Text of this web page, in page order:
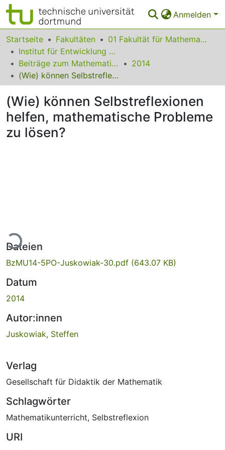
Anmelden
Bereiche & Sammlungen
Das gesamte Repositorium
Statistiken
FAQ
Leitlinien
Zurück zur Startseite
Startseite Fakultäten
01 Fakultät für Mathematik
Institut für Entwicklung und Erforschung des Mathematikunterrichts
Beiträge zum Mathematikunterricht
2014
(Wie) können Selbstreflexionen helfen, mathematische Probleme zu lösen?
(Wie) können Selbstreflexionen
helfen, mathematische Probleme
zu lösen?
Dateien
BzMU14-5PO-Juskowiak-30.pdf (643.07 KB)
Datum
2014
Autor:innen
Juskowiak, Steffen
Verlag
Gesellschaft für Didaktik der Mathematik
Schlagwörter
Mathematikunterricht, Selbstreflexion
URI